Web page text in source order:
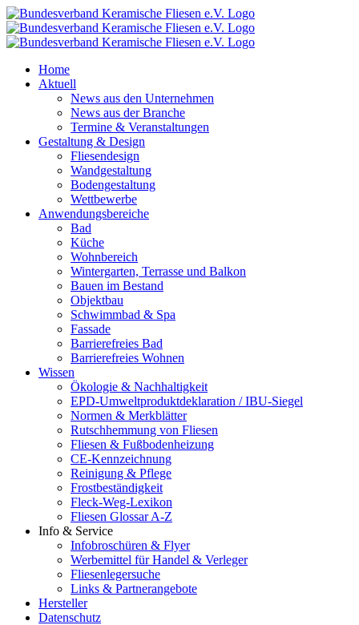
Zum
Inhalt
springen
Home
Aktuell
News aus den Unternehmen
News aus der Branche
Termine & Veranstaltungen
Gestaltung & Design
Fliesendesign
Wandgestaltung
Bodengestaltung
Wettbewerbe
Anwendungsbereiche
Bad
Küche
Wohnbereich
Wintergarten, Terrasse und Balkon
Bauen im Bestand
Objektbau
Schwimmbad & Spa
Fassade
Barrierefreies Bad
Barrierefreies Wohnen
Wissen
Ökologie & Nachhaltigkeit
EPD-Umweltproduktdeklaration / IBU-Siegel
Normen & Merkblätter
Rutschhemmung von Fliesen
Fliesen & Fußbodenheizung
CE-Kennzeichnung
Reinigung & Pflege
Frostbeständigkeit
Fleck-Weg-Lexikon
Fliesen Glossar A-Z
Info & Service
Infobroschüren & Flyer
Werbemittel für Handel & Verleger
Fliesenlegersuche
Links & Partnerangebote
Hersteller
Datenschutz